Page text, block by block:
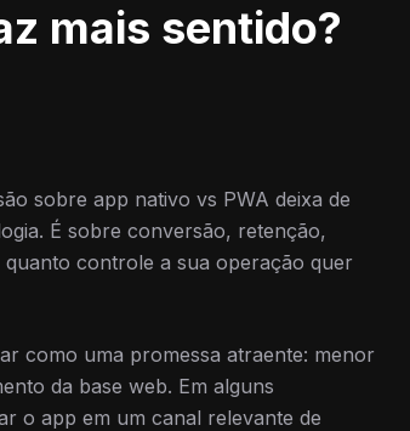
mais sentido?
sobre app nativo vs PWA deixa de
É sobre conversão, retenção,
controle a sua operação quer
como uma promessa atraente: menor
da base web. Em alguns
o app em um canal relevante de